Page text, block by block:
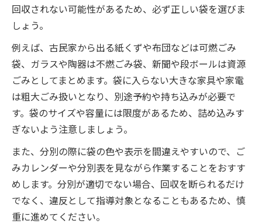
回収されない可能性があるため、必ず正しい袋を選びま
しょう。
例えば、古民家から出る紙くずや布団などは可燃ごみ
袋、ガラスや陶器は不燃ごみ袋、新聞や段ボールは資源
ごみとしてまとめます。袋に入らない大きな家具や家電
は粗大ごみ扱いとなり、別途予約や持ち込みが必要で
す。袋のサイズや容量には限度があるため、詰め込みす
ぎないよう注意しましょう。
また、分別の際に袋の色や表示を間違えやすいので、ご
みカレンダーや分別表を見ながら作業することをおすす
めします。分別が適切でない場合、回収を断られるだけ
でなく、違反として指導対象となることもあるため、慎
重に進めてください。